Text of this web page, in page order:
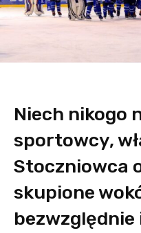
Niech nikogo
sportowcy,
Stoczniowca
skupione
bezwzględnie